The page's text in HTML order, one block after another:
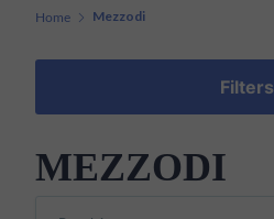
Home Mezzodi
Filters
MEZZODI